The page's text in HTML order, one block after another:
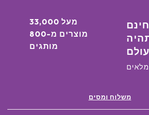
מעל 33,000
מוצרים מ-800
מותגים
משלוח ומסים